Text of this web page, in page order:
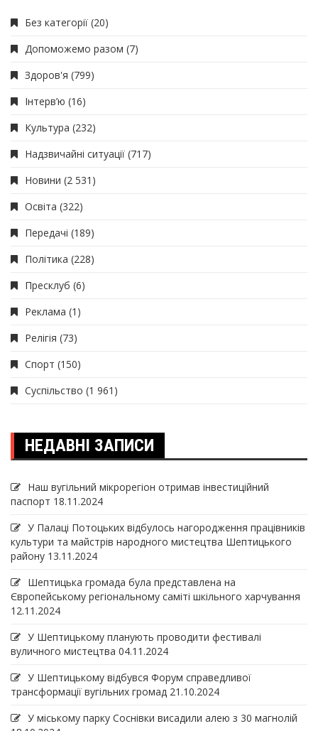
Без категорії (20)
Допоможемо разом (7)
Здоров'я (799)
Інтерв’ю (16)
Культура (232)
Надзвичайні ситуації (717)
Новини (2 531)
Освіта (322)
Передачі (189)
Політика (228)
Пресклуб (6)
Реклама (1)
Релігія (73)
Спорт (150)
Суспільство (1 961)
НЕДАВНІ ЗАПИСИ
Наш вугільний мікрорегіон отримав інвеcтиційний
паспорт 18.11.2024
У Палаці Потоцьких відбулось нагородження працівників
культури та майстрів народного мистецтва Шептицького
району 13.11.2024
Шептицька громада була представлена на
Європейському регіональному саміті шкільного харчування
12.11.2024
У Шептицькому планують проводити фестивалі
вуличного мистецтва 04.11.2024
У Шептицькому відбувся Форум справедливої
трансформації вугільних громад 21.10.2024
У міському парку Соснівки висадили алею з 30 магнолій